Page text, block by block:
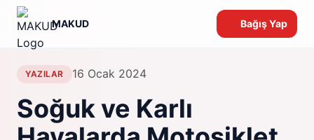
MAKUD Bağış Yap
YAZILAR 16 Ocak 2024
Soğuk ve Karlı